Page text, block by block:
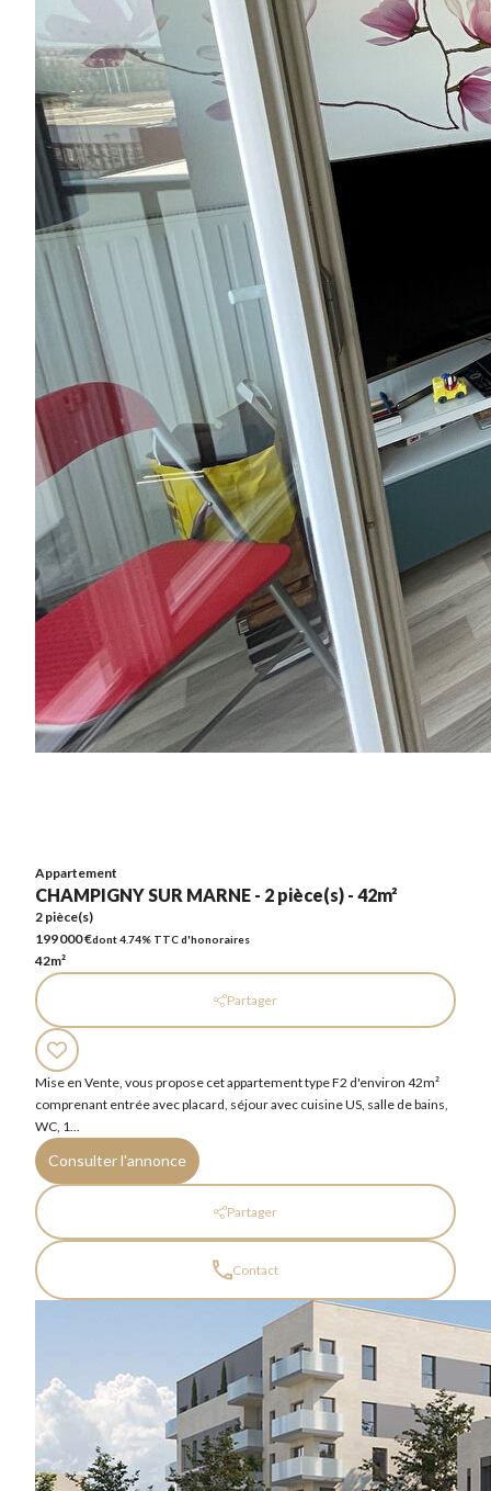
Appartement
CHAMPIGNY SUR MARNE - 2 pièce(s) - 42m²
2 pièce(s)
199 000 €dont 4.74% TTC d'honoraires
42m²
Partager
Mise en Vente, vous propose cet appartement type F2 d'environ 42m²
comprenant entrée avec placard, séjour avec cuisine US, salle de bains,
WC, 1...
Consulter l'annonce
Partager
Contact